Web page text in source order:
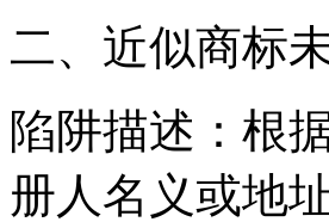
二、近似商标
陷阱描述‌：根
册人名义或地